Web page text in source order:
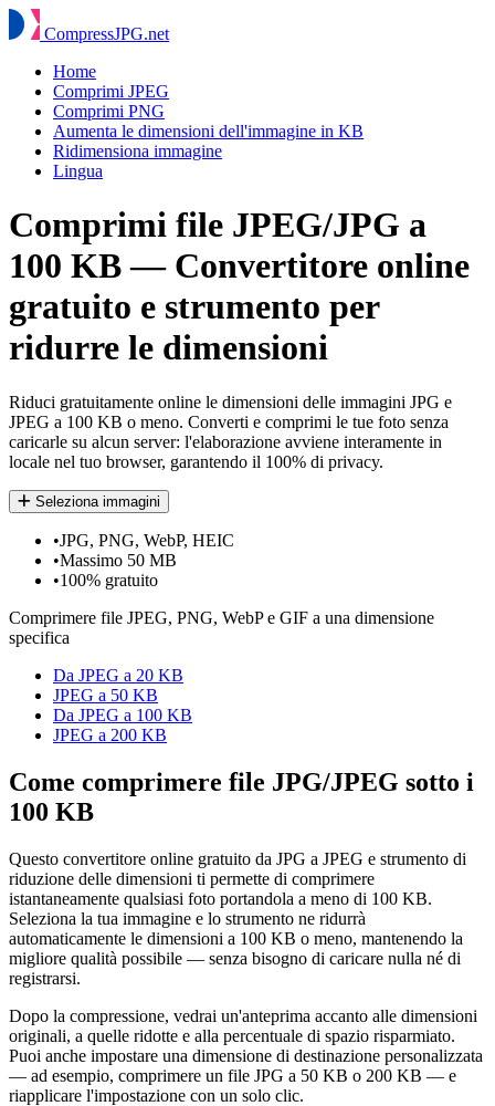
CompressJPG.net
Home
Comprimi JPEG
Comprimi PNG
Aumenta le dimensioni dell'immagine in KB
Ridimensiona immagine
Lingua
Comprimi file JPEG/JPG a
100 KB — Convertitore online
gratuito e strumento per
ridurre le dimensioni
Riduci gratuitamente online le dimensioni delle immagini JPG e
JPEG a 100 KB o meno. Converti e comprimi le tue foto senza
caricarle su alcun server: l'elaborazione avviene interamente in
locale nel tuo browser, garantendo il 100% di privacy.
Seleziona immagini
•JPG, PNG, WebP, HEIC
•Massimo 50 MB
•100% gratuito
Comprimere file JPEG, PNG, WebP e GIF a una dimensione
specifica
Da JPEG a 20 KB
JPEG a 50 KB
Da JPEG a 100 KB
JPEG a 200 KB
Come comprimere file JPG/JPEG sotto i
100 KB
Questo convertitore online gratuito da JPG a JPEG e strumento di
riduzione delle dimensioni ti permette di comprimere
istantaneamente qualsiasi foto portandola a meno di 100 KB.
Seleziona la tua immagine e lo strumento ne ridurrà
automaticamente le dimensioni a 100 KB o meno, mantenendo la
migliore qualità possibile — senza bisogno di caricare nulla né di
registrarsi.
Dopo la compressione, vedrai un'anteprima accanto alle dimensioni
originali, a quelle ridotte e alla percentuale di spazio risparmiato.
Puoi anche impostare una dimensione di destinazione personalizzata
— ad esempio, comprimere un file JPG a 50 KB o 200 KB — e
riapplicare l'impostazione con un solo clic.